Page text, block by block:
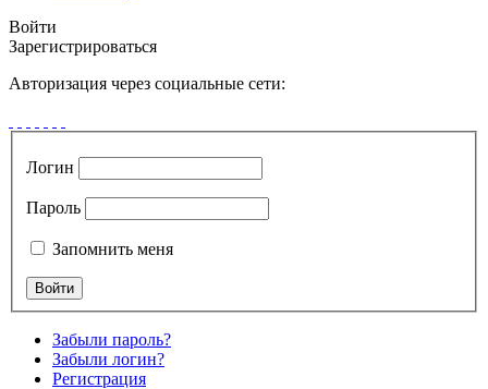
Войти
Зарегистрироваться
Авторизация через социальные сети:
Логин
Пароль
Запомнить меня
Забыли пароль?
Забыли логин?
Регистрация